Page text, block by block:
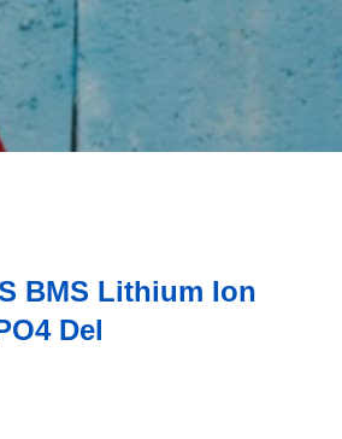
BMS Lithium Ion
Del